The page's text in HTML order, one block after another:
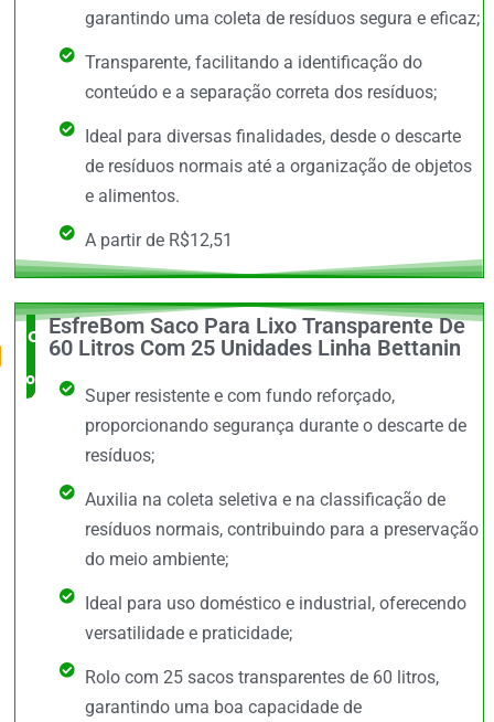
garantindo uma coleta de resíduos segura e eficaz;
Transparente, facilitando a identificação do
conteúdo e a separação correta dos resíduos;
Ideal para diversas finalidades, desde o descarte
de resíduos normais até a organização de objetos
e alimentos.
A partir de R$12,51
O Mais
completo
EsfreBom Saco Para Lixo Transparente De
60 Litros Com 25 Unidades Linha Bettanin
Super resistente e com fundo reforçado,
proporcionando segurança durante o descarte de
resíduos;
Auxilia na coleta seletiva e na classificação de
resíduos normais, contribuindo para a preservação
do meio ambiente;
Ideal para uso doméstico e industrial, oferecendo
versatilidade e praticidade;
Rolo com 25 sacos transparentes de 60 litros,
garantindo uma boa capacidade de